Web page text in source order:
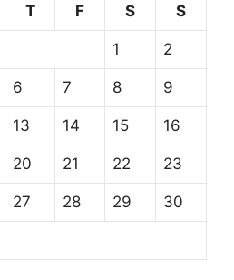
T F S S
1 2
6 7 8 9
13 14 15 16
20 21 22 23
27 28 29 30